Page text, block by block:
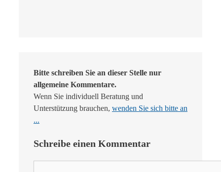
Bitte schreiben Sie an dieser Stelle nur
allgemeine Kommentare.
Wenn Sie individuell Beratung und
Unterstützung brauchen, wenden Sie sich bitte an
...
Schreibe einen Kommentar